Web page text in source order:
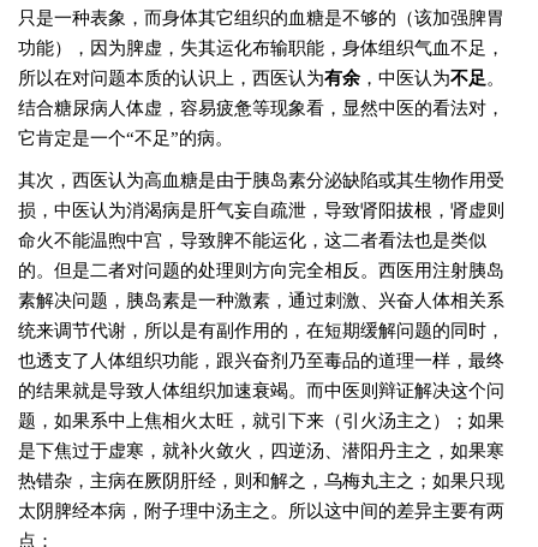
只是一种表象，而身体其它组织的血糖是不够的（该加强脾胃
功能），因为脾虚，失其运化布输职能，身体组织气血不足，
所以在对问题本质的认识上，西医认为有余，中医认为不足。
结合糖尿病人体虚，容易疲惫等现象看，显然中医的看法对，
它肯定是一个“不足”的病。
其次，西医认为高血糖是由于胰岛素分泌缺陷或其生物作用受
损，中医认为消渴病是肝气妄自疏泄，导致肾阳拔根，肾虚则
命火不能温煦中宫，导致脾不能运化，这二者看法也是类似
的。但是二者对问题的处理则方向完全相反。西医用注射胰岛
素解决问题，胰岛素是一种激素，通过刺激、兴奋人体相关系
统来调节代谢，所以是有副作用的，在短期缓解问题的同时，
也透支了人体组织功能，跟兴奋剂乃至毒品的道理一样，最终
的结果就是导致人体组织加速衰竭。而中医则辩证解决这个问
题，如果系中上焦相火太旺，就引下来（引火汤主之）；如果
是下焦过于虚寒，就补火敛火，四逆汤、潜阳丹主之，如果寒
热错杂，主病在厥阴肝经，则和解之，乌梅丸主之；如果只现
太阴脾经本病，附子理中汤主之。所以这中间的差异主要有两
点：